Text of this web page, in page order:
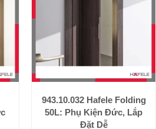
943.10.032 Hafele Folding
50L: Phụ Kiện Đức, Lắp
Đặt Dễ